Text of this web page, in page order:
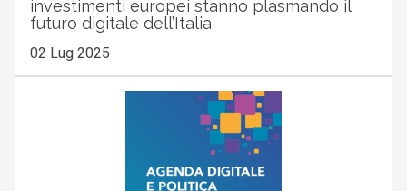
investimenti europei stanno plasmando il
futuro digitale dell’Italia
02 Lug 2025